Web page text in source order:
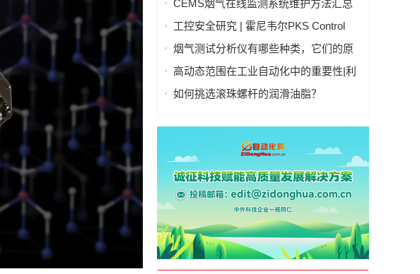
CEMS烟气在线监测系统维护方法汇总
工控安全研究 | 霍尼韦尔PKS Control
Firewall（CF9）安全研究
烟气测试分析仪有哪些种类，它们的原
理分别是什么？
高动态范围在工业自动化中的重要性|利
用低带宽高动态范围 (eHDR) 技术，提
如何挑选滚珠螺杆的润滑油脂？